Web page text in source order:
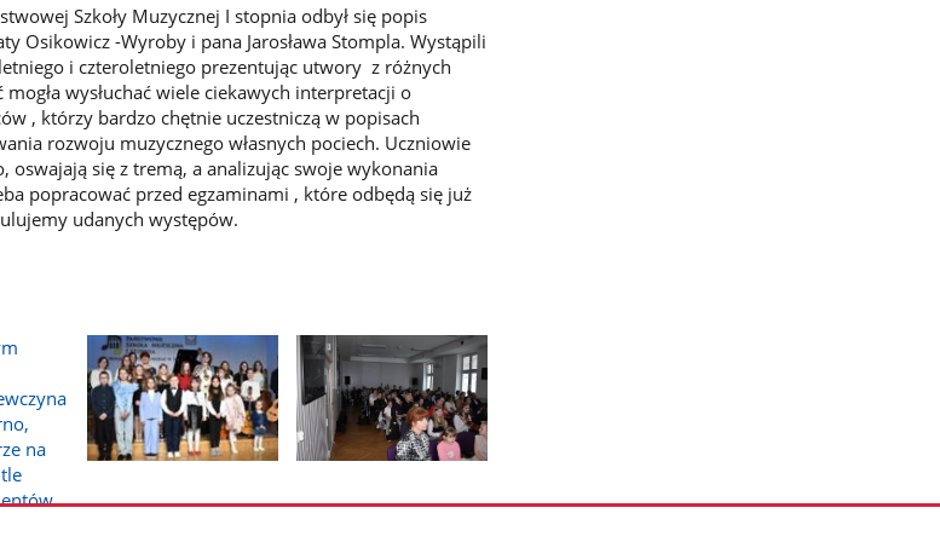
Szkoły Muzycznej I stopnia odbył się popis
Osikowicz -Wyroby i pana Jarosława Stompla. Wystąpili
i czteroletniego prezentując utwory z różnych
wysłuchać wiele ciekawych interpretacji o
, którzy bardzo chętnie uczestniczą w popisach
rozwoju muzycznego własnych pociech. Uczniowie
oswajają się z tremą, a analizując swoje wykonania
popracować przed egzaminami , które odbędą się już
udanych występów.
zdjęcie
zdjęcie